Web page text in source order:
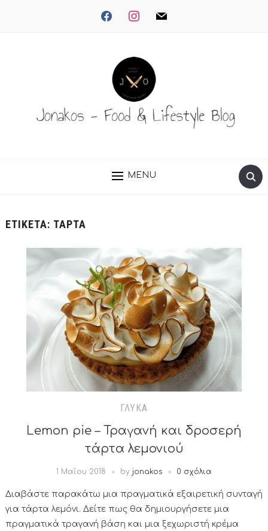
facebookinstagrammail
MENU
ΕΤΙΚΈΤΑ: ΤΆΡΤΑ
ΓΛΥΚΆ
Lemon pie – Τραγανή και δροσερή
τάρτα λεμονιού
1 Μαΐου 2018 by jonakos 0 σχόλια
Διαβάστε παρακάτω μια πραγματικά εξαιρετική συνταγή
για τάρτα λεμόνι. Δείτε πως θα δημιουργήσετε μια
πραγματικά τραγανή βάση και μια ξεχωριστή κρέμα